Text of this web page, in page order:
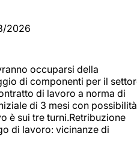
2026
occuparsi della
di componenti per il
di lavoro a norma di
di 3 mesi con possibilità
è sui tre turni.Retribuzione
di lavoro: vicinanze di